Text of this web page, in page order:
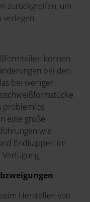
zurückgreifen, um
verlegen.
können
bei den
bei weniger
problemlos
eine große
wie
Endkappen im
Herstellen von